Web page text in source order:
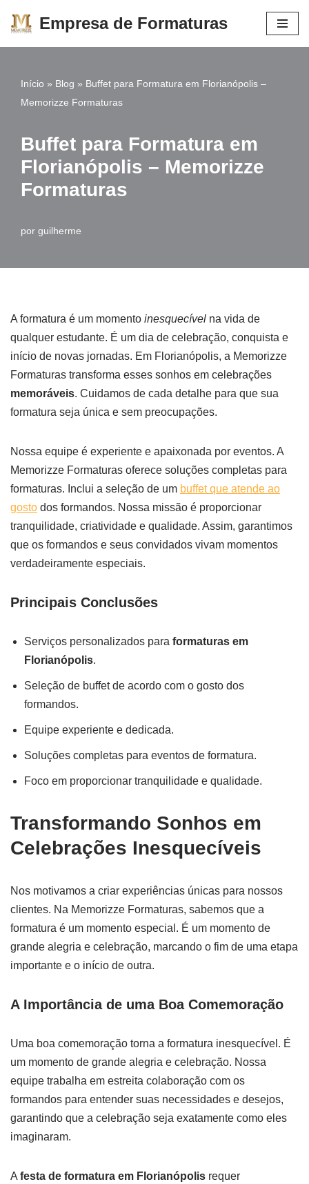
Empresa de Formaturas
Início » Blog » Buffet para Formatura em Florianópolis –
Memorizze Formaturas
Buffet para Formatura em
Florianópolis – Memorizze
Formaturas
por guilherme
A formatura é um momento inesquecível na vida de
qualquer estudante. É um dia de celebração, conquista e
início de novas jornadas. Em Florianópolis, a Memorizze
Formaturas transforma esses sonhos em celebrações
memoráveis. Cuidamos de cada detalhe para que sua
formatura seja única e sem preocupações.
Nossa equipe é experiente e apaixonada por eventos. A
Memorizze Formaturas oferece soluções completas para
formaturas. Inclui a seleção de um buffet que atende ao
gosto dos formandos. Nossa missão é proporcionar
tranquilidade, criatividade e qualidade. Assim, garantimos
que os formandos e seus convidados vivam momentos
verdadeiramente especiais.
Principais Conclusões
Serviços personalizados para formaturas em
Florianópolis.
Seleção de buffet de acordo com o gosto dos
formandos.
Equipe experiente e dedicada.
Soluções completas para eventos de formatura.
Foco em proporcionar tranquilidade e qualidade.
Transformando Sonhos em
Celebrações Inesquecíveis
Nos motivamos a criar experiências únicas para nossos
clientes. Na Memorizze Formaturas, sabemos que a
formatura é um momento especial. É um momento de
grande alegria e celebração, marcando o fim de uma etapa
importante e o início de outra.
A Importância de uma Boa Comemoração
Uma boa comemoração torna a formatura inesquecível. É
um momento de grande alegria e celebração. Nossa
equipe trabalha em estreita colaboração com os
formandos para entender suas necessidades e desejos,
garantindo que a celebração seja exatamente como eles
imaginaram.
A festa de formatura em Florianópolis requer